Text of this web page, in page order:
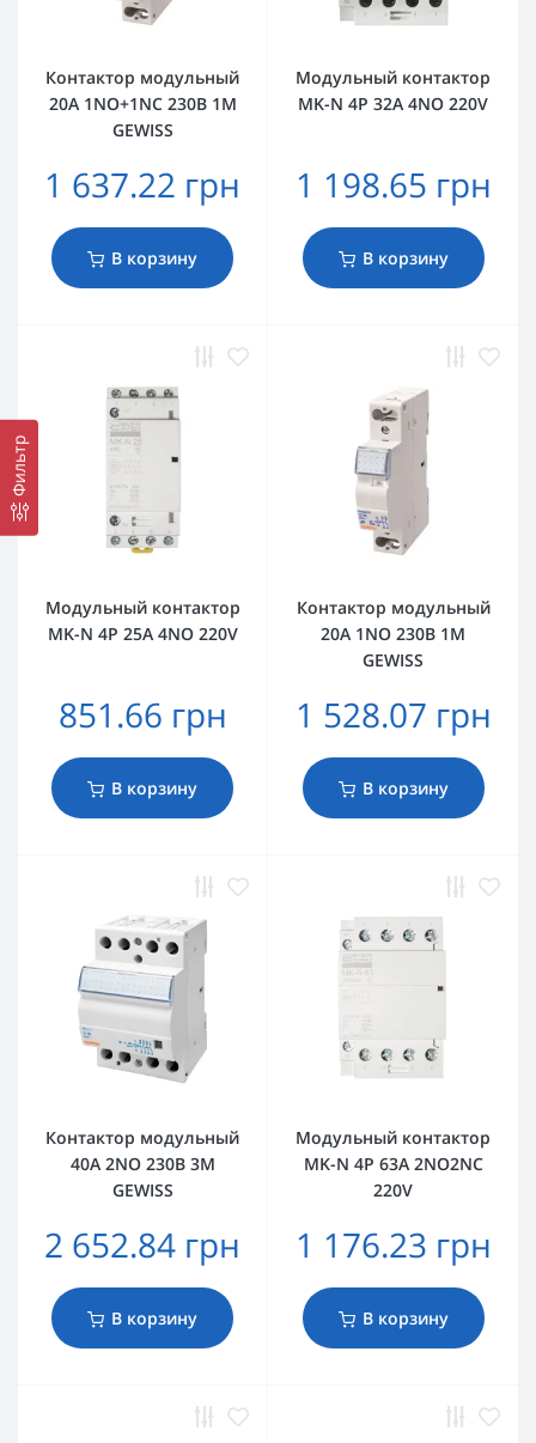
Фильтр
Контактор модульный
20A 1NO+1NC 230В 1M
GEWISS
1 637.22 грн
В корзину
Модульный контактор
MK-N 4P 32A 4NO 220V
1 198.65 грн
В корзину
Модульный контактор
MK-N 4P 25A 4NO 220V
851.66 грн
В корзину
Контактор модульный
20A 1NO 230В 1M
GEWISS
1 528.07 грн
В корзину
Контактор модульный
40A 2NO 230В 3M
GEWISS
2 652.84 грн
В корзину
Модульный контактор
MK-N 4P 63A 2NO2NC
220V
1 176.23 грн
В корзину